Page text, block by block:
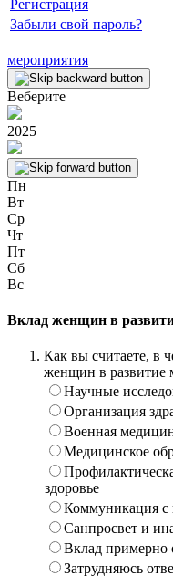
Регистрация
Забыли свой пароль?
мероприятия
Веберите
2025
Пн
Вт
Ср
Чт
Пт
Сб
Вс
Вклад женщин в
Как вы считаете, в
женщин в развитие
Научные
Организация
Военная
Медицинское
здоровье
Коммуникация с
Санпросвет и
Вклад примерно
Затрудняюсь